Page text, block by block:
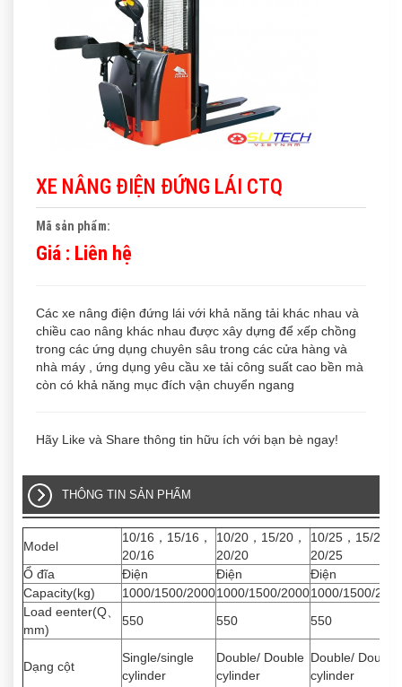
XE NÂNG ĐIỆN ĐỨNG LÁI CTQ
Mã sản phẩm:
Giá : Liên hệ
Các xe nâng điện đứng lái với khả năng tải khác nhau và
chiều cao nâng khác nhau được xây dựng để xếp chồng
trong các ứng dụng chuyên sâu trong các cửa hàng và
nhà máy , ứng dụng yêu cầu xe tải công suất cao bền mà
còn có khả năng mục đích vận chuyển ngang
Hãy Like và Share thông tin hữu ích với bạn bè ngay!
THÔNG TIN SẢN PHẨM
Model
10/16，15/16，
20/16
10/20，15/20，
20/20
10/25，15/25，
20/25
Ổ đĩa
Điện Điện
Điện
Capacity(kg)
1000/1500/20001000/1500/20001000/1500/
Load eenter(Q、
mm)
550 550 550
Dạng cột
Single/single
cylinder
Double/ Double
cylinder
Double/ Double
cylinder